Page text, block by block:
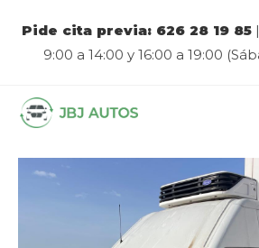
Pide cita previa: 626 28 19 85|
9:00 a 14:00 y 16:00 a 19:00